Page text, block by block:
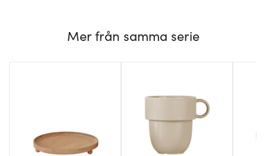
Mer från samma serie